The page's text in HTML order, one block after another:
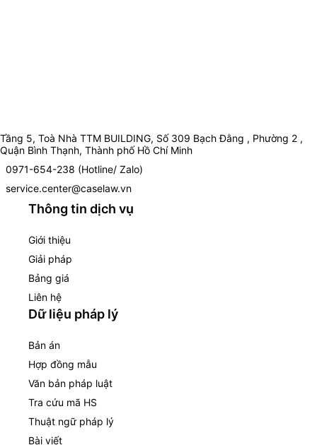
Tầng 5, Toà Nhà TTM BUILDING, Số 309 Bạch Đằng , Phường 2 ,
Quận Bình Thạnh, Thành phố Hồ Chí Minh
0971-654-238 (Hotline/ Zalo)
service.center@caselaw.vn
Thông tin dịch vụ
Giới thiệu
Giải pháp
Bảng giá
Liên hệ
Dữ liệu pháp lý
Bản án
Hợp đồng mẫu
Văn bản pháp luật
Tra cứu mã HS
Thuật ngữ pháp lý
Bài viết